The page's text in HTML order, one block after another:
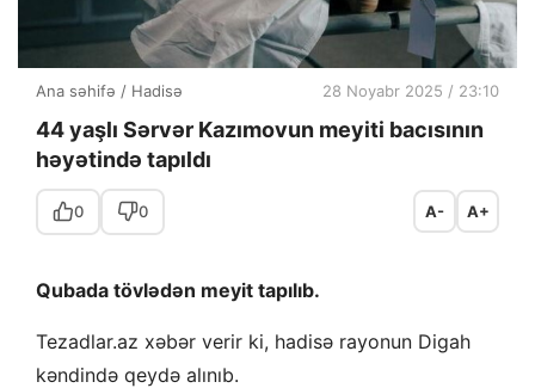
Ana səhifə / Hadisə 28 Noyabr 2025 / 23:10
44 yaşlı Sərvər Kazımovun meyiti bacısının
həyətində tapıldı
0 0 A- A+
Qubada tövlədən meyit tapılıb.
Tezadlar.az xəbər verir ki, hadisə rayonun Digah
kəndində qeydə alınıb.